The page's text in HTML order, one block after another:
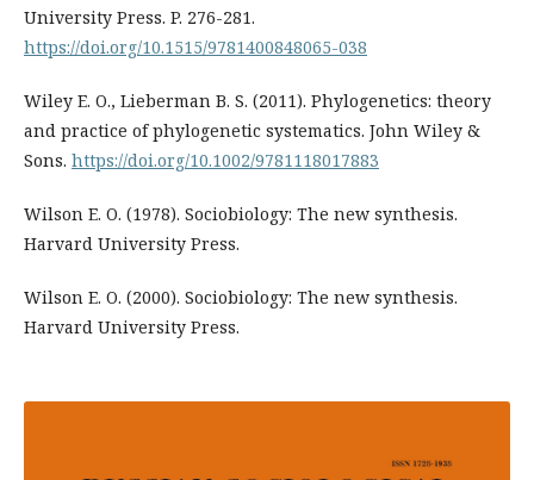
University Press. P. 276-281.
https://doi.org/10.1515/9781400848065-038
Wiley E. O., Lieberman B. S. (2011). Phylogenetics: theory
and practice of phylogenetic systematics. John Wiley &
Sons. https://doi.org/10.1002/9781118017883
Wilson E. O. (1978). Sociobiology: The new synthesis.
Harvard University Press.
Wilson E. O. (2000). Sociobiology: The new synthesis.
Harvard University Press.